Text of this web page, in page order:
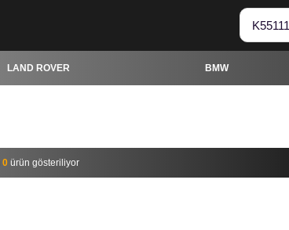
LAND ROVER BMW
0 ürün gösteriliyor